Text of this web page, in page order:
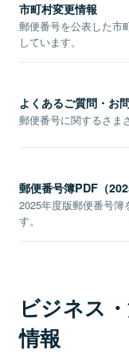
市町村変更情報
郵便番号を公表した市
しています。
よくあるご質問・お
郵便番号に関するさま
郵便番号簿PDF（
2025年度版郵便番号簿
す。
ビジネス
情報